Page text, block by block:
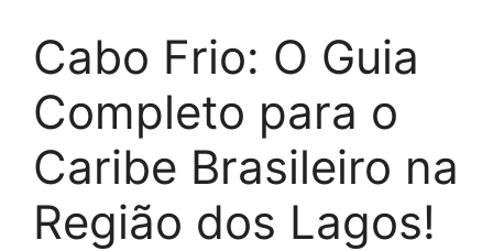
Cabo Frio: O Guia
Completo para o
Caribe Brasileiro na
Região dos Lagos!